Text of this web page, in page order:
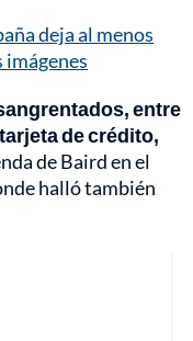
deja al menos
entre
de crédito,
de Baird en el
halló también